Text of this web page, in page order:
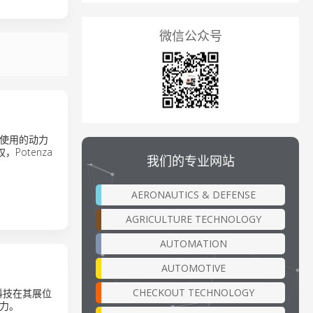
用的动力
，Potenza
在其展位
。
微信公众号
我们的专业网站
AERONAUTICS & DEFENSE
AGRICULTURE TECHNOLOGY
AUTOMATION
AUTOMOTIVE
CHECKOUT TECHNOLOGY